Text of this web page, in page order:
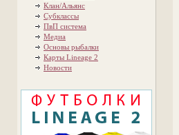
Клан/Альянс
Субклассы
ПвП система
Медиа
Основы рыбалки
Карты Lineage 2
Новости